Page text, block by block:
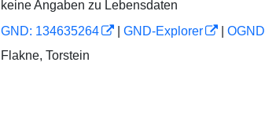
keine Angaben zu Lebensdaten
GND: 134635264 GND-Explorer OGND
Flakne, Torstein